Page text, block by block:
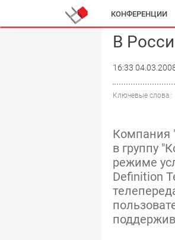
КОНФЕРЕНЦИИ
В
16:33
Ключевые слова :
Компания
в группу
режиме
Definition